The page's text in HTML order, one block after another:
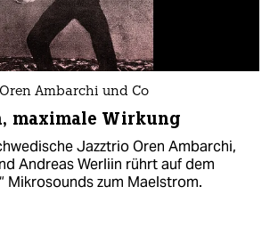
Ambarchi und Co
maximale Wirkung
Jazztrio Oren Ambarchi,
Andreas Werliin rührt auf dem
Mikrosounds zum Maelstrom.